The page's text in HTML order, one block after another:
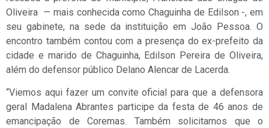
Oliveira — mais conhecida como Chaguinha de Edilson -, em
seu gabinete, na sede da instituição em João Pessoa. O
encontro também contou com a presença do ex-prefeito da
cidade e marido de Chaguinha, Edilson Pereira de Oliveira,
além do defensor público Delano Alencar de Lacerda.
“Viemos aqui fazer um convite oficial para que a defensora
geral Madalena Abrantes participe da festa de 46 anos de
emancipação de Coremas. Também solicitamos que o